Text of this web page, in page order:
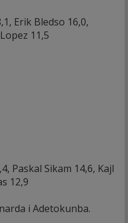
Erik Bledso 16,0,
11,5
Paskal Sikam 14,6, Kajl
12,9
i Adetokunba.